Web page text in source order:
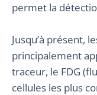
permet la
Jusqu’à présent,
principalement
traceur, le FDG
cellules les plus